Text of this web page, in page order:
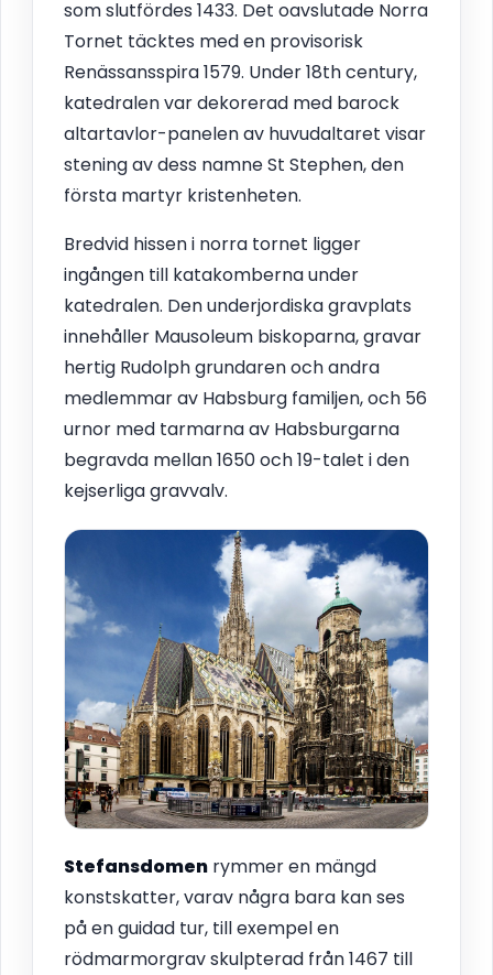
som slutfördes 1433. Det oavslutade Norra
Tornet täcktes med en provisorisk
Renässansspira 1579. Under 18th century,
katedralen var dekorerad med barock
altartavlor-panelen av huvudaltaret visar
stening av dess namne St Stephen, den
första martyr kristenheten.
Bredvid hissen i norra tornet ligger
ingången till katakomberna under
katedralen. Den underjordiska gravplats
innehåller Mausoleum biskoparna, gravar
hertig Rudolph grundaren och andra
medlemmar av Habsburg familjen, och 56
urnor med tarmarna av Habsburgarna
begravda mellan 1650 och 19-talet i den
kejserliga gravvalv.
Stefansdomen rymmer en mängd
konstskatter, varav några bara kan ses
på en guidad tur, till exempel en
rödmarmorgrav skulpterad från 1467 till